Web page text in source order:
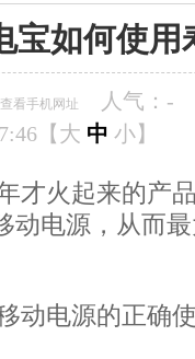
宝如何使用
查看手机网址 人气： -
【 大 中 小】
才火起来的产
动电源，从而
动电源的正确